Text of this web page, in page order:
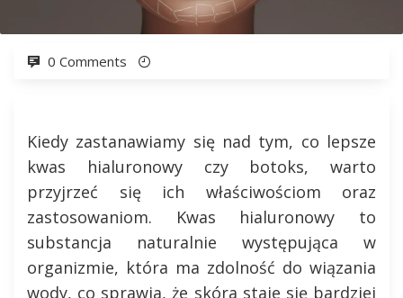
0 Comments
Kiedy zastanawiamy się nad tym, co lepsze
kwas hialuronowy czy botoks, warto
przyjrzeć się ich właściwościom oraz
zastosowaniom. Kwas hialuronowy to
substancja naturalnie występująca w
organizmie, która ma zdolność do wiązania
wody, co sprawia, że skóra staje się bardziej